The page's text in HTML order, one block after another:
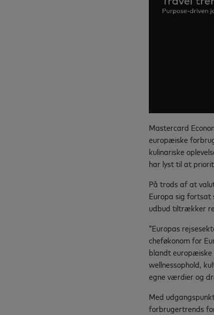
Mastercard
europæiske
kulinariske
har lyst til at
På trods af at
Europa sig fortsat
udbud tiltrækker
“Europas
cheføkonom for
blandt europæiske
wellnessophold,
egne værdier og
Med
forbrugertrends